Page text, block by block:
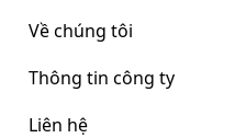
Về chúng tôi
Thông tin công ty
Liên hệ